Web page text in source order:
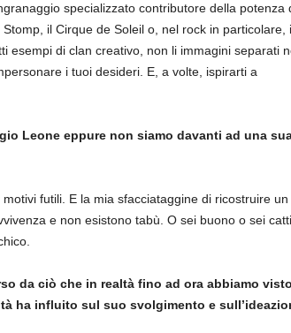
specializzato contributore della potenza
il Cirque de Soleil o, nel rock in particolare, i
esempi di clan creativo, non li immagini separati
i tuoi desideri. E, a volte, ispirarti a
Leone eppure non siamo davanti ad una
futili. E la mia sfacciataggine di ricostruire un
e non esistono tabù. O sei buono o sei
da ciò che in realtà fino ad ora abbiamo
ha influito sul suo svolgimento e